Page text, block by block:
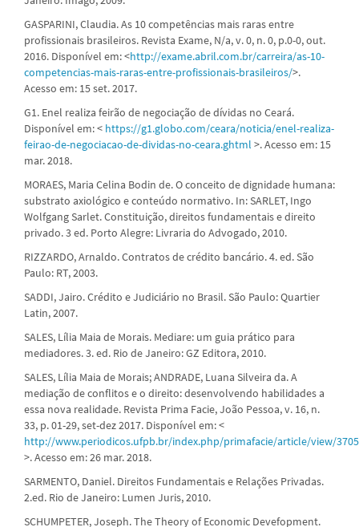
GASPARINI, Claudia. As 10 competências mais raras entre
profissionais brasileiros. Revista Exame, N/a, v. 0, n. 0, p.0-0, out.
2016. Disponível em: <http://exame.abril.com.br/carreira/as-10-
competencias-mais-raras-entre-profissionais-brasileiros/>.
Acesso em: 15 set. 2017.
G1. Enel realiza feirão de negociação de dívidas no Ceará.
Disponível em: < https://g1.globo.com/ceara/noticia/enel-realiza-
feirao-de-negociacao-de-dividas-no-ceara.ghtml >. Acesso em: 15
mar. 2018.
MORAES, Maria Celina Bodin de. O conceito de dignidade humana:
substrato axiológico e conteúdo normativo. In: SARLET, Ingo
Wolfgang Sarlet. Constituição, direitos fundamentais e direito
privado. 3 ed. Porto Alegre: Livraria do Advogado, 2010.
RIZZARDO, Arnaldo. Contratos de crédito bancário. 4. ed. São
Paulo: RT, 2003.
SADDI, Jairo. Crédito e Judiciário no Brasil. São Paulo: Quartier
Latin, 2007.
SALES, Lília Maia de Morais. Mediare: um guia prático para
mediadores. 3. ed. Rio de Janeiro: GZ Editora, 2010.
SALES, Lília Maia de Morais; ANDRADE, Luana Silveira da. A
mediação de conflitos e o direito: desenvolvendo habilidades a
essa nova realidade. Revista Prima Facie, João Pessoa, v. 16, n.
33, p. 01-29, set-dez 2017. Disponível em: <
http://www.periodicos.ufpb.br/index.php/primafacie/article/view/
>. Acesso em: 26 mar. 2018.
SARMENTO, Daniel. Direitos Fundamentais e Relações Privadas.
2.ed. Rio de Janeiro: Lumen Juris, 2010.
SCHUMPETER, Joseph. The Theory of Economic Devefopment.